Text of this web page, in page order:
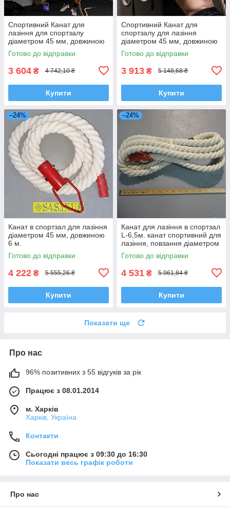
Спортивний Канат для
лазіння для спортзалу
діаметром 45 мм, довжиною
5 м.
Готово до відправки
3 604 ₴ 4 742,10 ₴
Купити
Спортивний Канат для
спортзалу для лазіння
діаметром 45 мм, довжиною
5,5 м.
Готово до відправки
3 913 ₴ 5 148,68 ₴
Купити
–24%
Канат в спортзал для лазіння
діаметром 45 мм, довжиною
6 м.
Готово до відправки
4 222 ₴ 5 555,26 ₴
Купити
–24%
Канат для лазіння в спортзал
L-6,5м. канат спортивний для
лазіння, повзання діаметром
45 мм, довжиною 6,5 м.
Готово до відправки
4 531 ₴ 5 961,84 ₴
Купити
Показати ще
Про нас
96% позитивних з 55 відгуків за рік
Працює з 08.01.2014
м. Харків
Харків, Україна
Контакти
Сьогодні працює з 09:30 до 16:30
Показати весь графік роботи
Про нас